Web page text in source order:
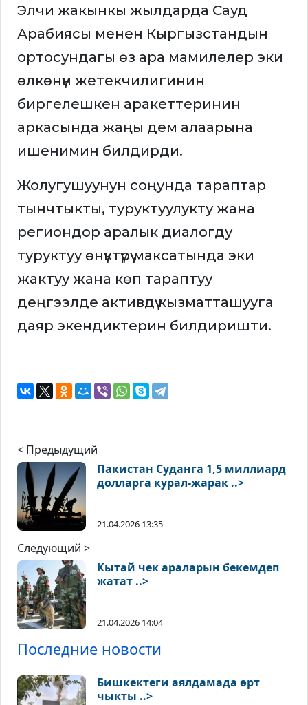
Элчи жакынкы жылдарда Сауд
Арабиясы менен Кыргызстандын
ортосундагы өз ара мамилелер эки
өлкөнүн жетекчилигинин
биргелешкен аракеттеринин
аркасында жаңы дем алаарына
ишенимин билдирди.
Жолугушуунун соңунда тараптар
тынчтыкты, туруктуулукту жана
региондор аралык диалогду
туруктуу өнүктүрүү максатында эки
жактуу жана көп тараптуу
деңгээлде активдүү кызматташууга
даяр экендиктерин билдиришти.
< Предыдущий
Пакистан Суданга 1,5 миллиард
долларга курал-жарак ..>
21.04.2026 13:35
Следующий >
Кытай чек араларын бекемдеп
жатат ..>
21.04.2026 14:04
Последние новости
Бишкектеги аялдамада өрт
чыкты ..>